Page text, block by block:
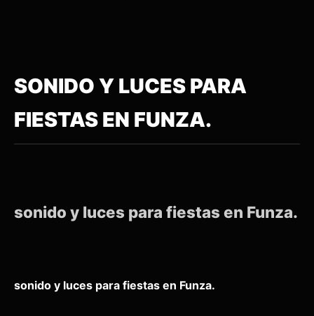
SONIDO Y LUCES PARA
FIESTAS EN FUNZA.
sonido y luces para fiestas en Funza.
sonido y luces para fiestas en Funza.